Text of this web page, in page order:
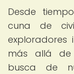
Desde
cuna de
exploradores
más allá de
busca de